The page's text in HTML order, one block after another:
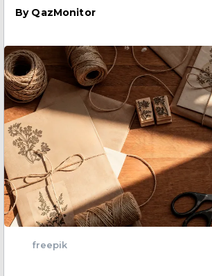
By QazMonitor
freepik